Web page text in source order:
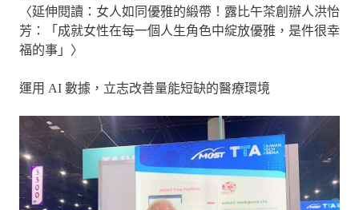
〈延伸閱讀：女人如同優雅的緞帶！露比午茶創辦人洪怡
芳：「成就女性在每一個人生角色中綻放優雅，是件很幸
福的事」〉
運用 AI 數據，立志改善量能短缺的醫療環境